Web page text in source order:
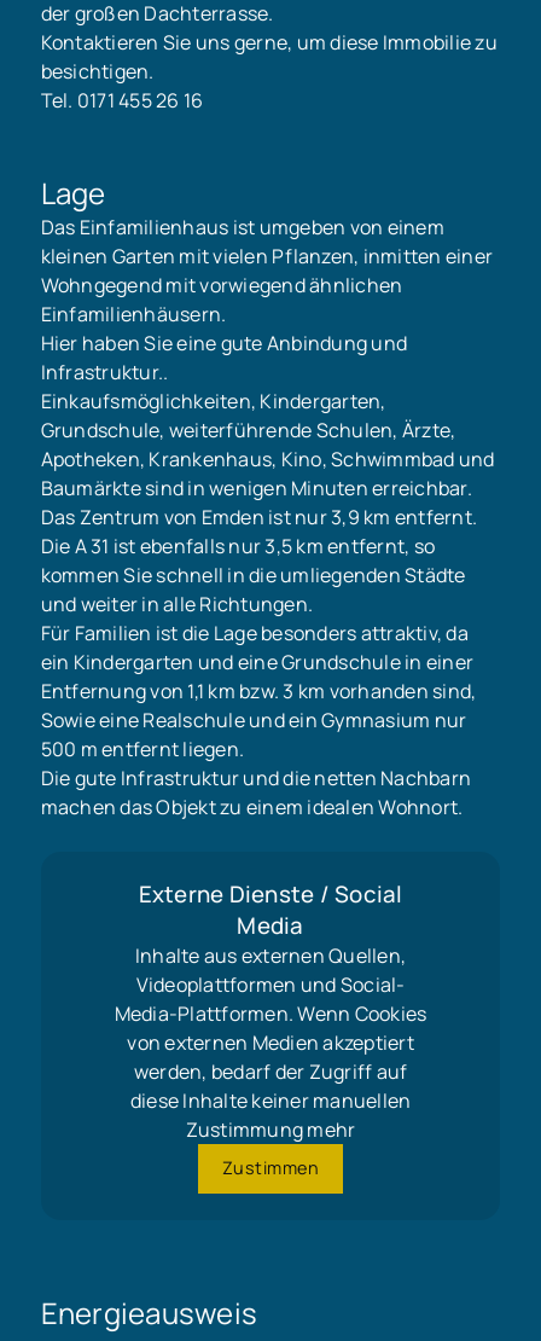
der großen Dachterrasse.
Kontaktieren Sie uns gerne, um diese Immobilie zu
besichtigen.
Tel. 0171 455 26 16
Lage
Das Einfamilienhaus ist umgeben von einem
kleinen Garten mit vielen Pflanzen, inmitten einer
Wohngegend mit vorwiegend ähnlichen
Einfamilienhäusern.
Hier haben Sie eine gute Anbindung und
Infrastruktur..
Einkaufsmöglichkeiten, Kindergarten,
Grundschule, weiterführende Schulen, Ärzte,
Apotheken, Krankenhaus, Kino, Schwimmbad und
Baumärkte sind in wenigen Minuten erreichbar.
Das Zentrum von Emden ist nur 3,9 km entfernt.
Die A 31 ist ebenfalls nur 3,5 km entfernt, so
kommen Sie schnell in die umliegenden Städte
und weiter in alle Richtungen.
Für Familien ist die Lage besonders attraktiv, da
ein Kindergarten und eine Grundschule in einer
Entfernung von 1,1 km bzw. 3 km vorhanden sind,
Sowie eine Realschule und ein Gymnasium nur
500 m entfernt liegen.
Die gute Infrastruktur und die netten Nachbarn
machen das Objekt zu einem idealen Wohnort.
Externe Dienste / Social
Media
Inhalte aus externen Quellen,
Videoplattformen und Social-
Media-Plattformen. Wenn Cookies
von externen Medien akzeptiert
werden, bedarf der Zugriff auf
diese Inhalte keiner manuellen
Zustimmung mehr
Zustimmen
Energieausweis